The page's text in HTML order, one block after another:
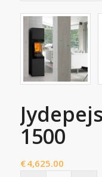
1500
€4,625.00